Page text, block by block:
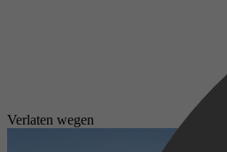
Verlaten wegen